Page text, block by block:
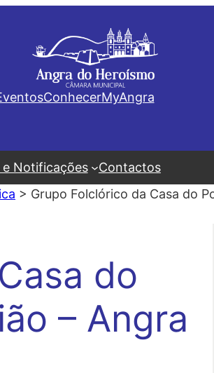
ConhecerMyAngra
e Notificações
Contactos
> Grupo Folclórico da Casa do
do
– Angra